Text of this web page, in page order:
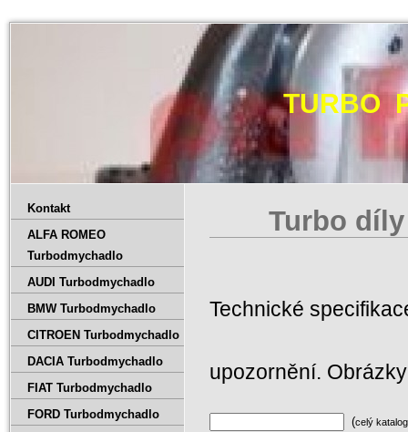
TURBO
Turbo
Technické
upozornění.
(celý katalog
Kontakt
ALFA ROMEO
Turbodmychadlo
AUDI Turbodmychadlo
BMW Turbodmychadlo
CITROEN Turbodmychadlo
DACIA Turbodmychadlo
FIAT Turbodmychadlo
FORD Turbodmychadlo